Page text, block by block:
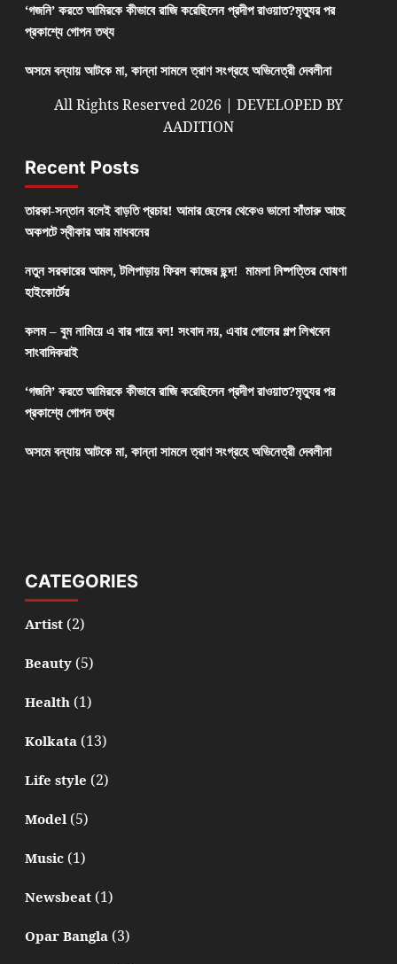
‘গজনি’ করতে আমিরকে কীভাবে রাজি করেছিলেন প্রদীপ রাওয়াত?মৃত্যুর পর
প্রকাশ্যে গোপন তথ্য
অসমে বন্যায় আটকে মা, কান্না সামলে ত্রাণ সংগ্রহে অভিনেত্রী দেবলীনা
All Rights Reserved 2026 | DEVELOPED BY
AADITION
Recent Posts
তারকা-সন্তান বলেই বাড়তি প্রচার! আমার ছেলের থেকেও ভালো সাঁতারু আছে
অকপটে স্বীকার আর মাধবনের
নতুন সরকারের আমল, টলিপাড়ায় ফিরল কাজের ছন্দ! মামলা নিষ্পত্তির ঘোষণা
হাইকোর্টের
কলম – বুম নামিয়ে এ বার পায়ে বল! সংবাদ নয়, এবার গোলের গল্প লিখবেন
সাংবাদিকরাই
‘গজনি’ করতে আমিরকে কীভাবে রাজি করেছিলেন প্রদীপ রাওয়াত?মৃত্যুর পর
প্রকাশ্যে গোপন তথ্য
অসমে বন্যায় আটকে মা, কান্না সামলে ত্রাণ সংগ্রহে অভিনেত্রী দেবলীনা
CATEGORIES
Artist(2)
Beauty(5)
Health(1)
Kolkata(13)
Life style (2)
Model(5)
Music(1)
Newsbeat(1)
Opar Bangla(3)